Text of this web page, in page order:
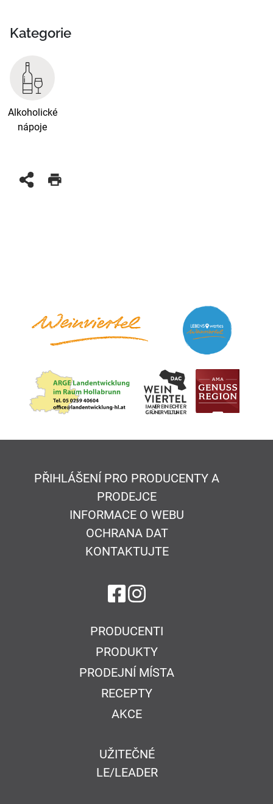
Kategorie
Alkoholické
nápoje
PŘIHLÁŠENÍ PRO PRODUCENTY A
PRODEJCE
INFORMACE O WEBU
OCHRANA DAT
KONTAKTUJTE
na Facebook
na Instagram
PRODUCENTI
PRODUKTY
PRODEJNÍ MÍSTA
RECEPTY
AKCE
UŽITEČNÉ
LE/LEADER